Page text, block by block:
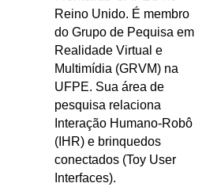
Reino Unido. É membro
do Grupo de Pequisa em
Realidade Virtual e
Multimídia (GRVM) na
UFPE. Sua área de
pesquisa relaciona
Interação Humano-Robô
(IHR) e brinquedos
conectados (Toy User
Interfaces).